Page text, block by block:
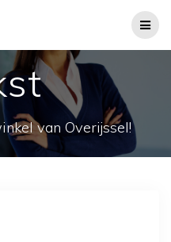
inhoud
van Overijssel!